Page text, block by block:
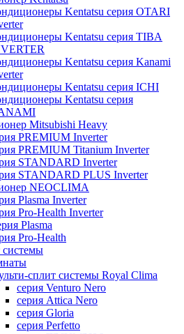
Kentatsu серия OTARI
Kentatsu серия TIBA
Kentatsu серия Kanami
Kentatsu серия ICHI
Kentatsu серия
Mitsubishi Heavy
PREMIUM Inverter
PREMIUM Titanium Inverter
STANDARD Inverter
STANDARD PLUS Inverter
NEOCLIMA
Plasma Inverter
Pro-Health Inverter
Plasma
Pro-Health
системы
сплит системы Royal Clima
серия Venturo Nero
серия Attica Nero
серия Gloria
серия Perfetto